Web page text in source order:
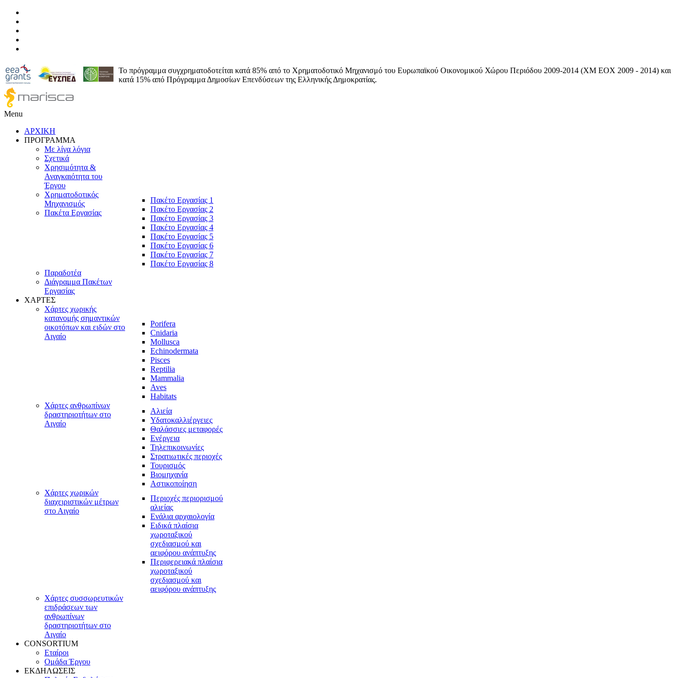
To πρόγραμμα συγχρηματοδοτείται κατά 85% από το Χρηματοδοτικό Μηχανισμό του Ευρωπαϊκού Οικονομικού Χώρου Περιόδου 2009-2014 (ΧΜ ΕΟΧ 2009 - 2014) και
κατά 15% από Πρόγραμμα Δημοσίων Επενδύσεων της Ελληνικής Δημοκρατίας.
Menu
ΑΡΧΙΚΗ
ΠΡΟΓΡΑΜΜΑ
Με λίγα λόγια
Σχετικά
Χρησιμότητα &
Αναγκαιότητα του
Έργου
Χρηματοδοτικός
Μηχανισμός
Πακέτα Εργασίας
Πακέτο Εργασίας 1
Πακέτο Εργασίας 2
Πακέτο Εργασίας 3
Πακέτο Εργασίας 4
Πακέτο Εργασίας 5
Πακέτο Εργασίας 6
Πακέτο Εργασίας 7
Πακέτο Εργασίας 8
Παραδοτέα
Διάγραμμα Πακέτων
Εργασίας
ΧΑΡΤΕΣ
Χάρτες χωρικής
κατανομής σημαντικών
οικοτόπων και ειδών στο
Αιγαίο
Porifera
Cnidaria
Mollusca
Echinodermata
Pisces
Reptilia
Mammalia
Aves
Habitats
Χάρτες ανθρωπίνων
δραστηριοτήτων στο
Αιγαίο
Αλιεία
Υδατοκαλλιέργειες
Θαλάσσιες μεταφορές
Ενέργεια
Τηλεπικοινωνίες
Στρατιωτικές περιοχές
Τουρισμός
Βιομηχανία
Αστικοποίηση
Χάρτες χωρικών
διαχειριστικών μέτρων
στο Αιγαίο
Περιοχές περιορισμού
αλιείας
Ενάλια αρχαιολογία
Ειδικά πλαίσια
χωροταξικού
σχεδιασμού και
αειφόρου ανάπτυξης
Περιφερειακά πλαίσια
χωροταξικού
σχεδιασμού και
αειφόρου ανάπτυξης
Χάρτες συσσωρευτικών
επιδράσεων των
ανθρωπίνων
δραστηριοτήτων στο
Αιγαίο
CONSORTIUM
Εταίροι
Ομάδα Έργου
ΕΚΔΗΛΩΣΕΙΣ